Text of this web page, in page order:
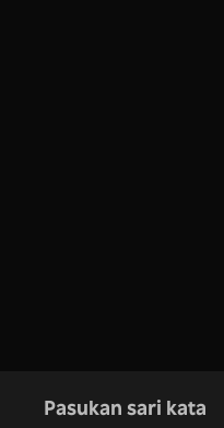
Pasukan sari kata